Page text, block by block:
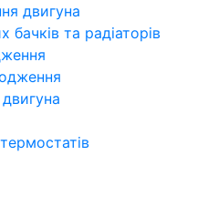
двигуна
та радіаторів